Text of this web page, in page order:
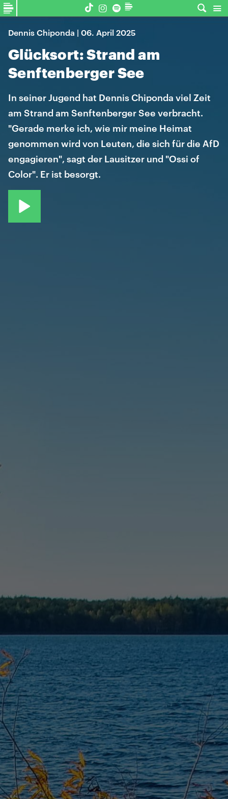
Dennis Chiponda | 06. April 2025
Glücksort: Strand am
Senftenberger See
In seiner Jugend hat Dennis Chiponda viel Zeit
am Strand am Senftenberger See verbracht.
"Gerade merke ich, wie mir meine Heimat
genommen wird von Leuten, die sich für die AfD
engagieren", sagt der Lausitzer und "Ossi of
Color". Er ist besorgt.